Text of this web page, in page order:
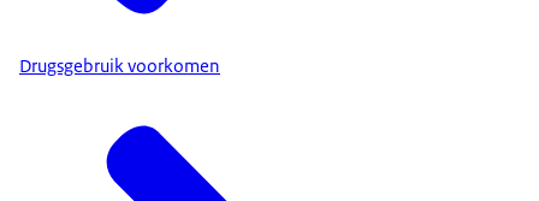
Drugsgebruik voorkomen